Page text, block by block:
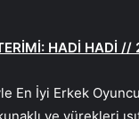
HADİ HADİ
En İyi Erkek